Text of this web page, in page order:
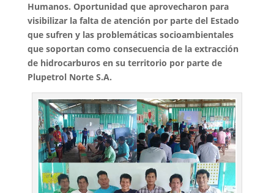
Humanos. Oportunidad que aprovecharon para
visibilizar la falta de atención por parte del Estado
que sufren y las problemáticas socioambientales
que soportan como consecuencia de la extracción
de hidrocarburos en su territorio por parte de
Plupetrol Norte S.A.